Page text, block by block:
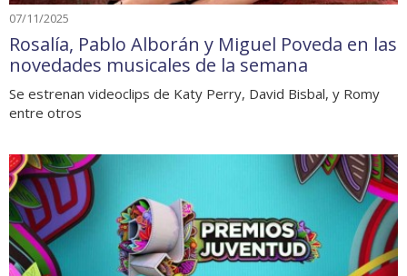
07/11/2025
Rosalía, Pablo Alborán y Miguel Poveda en las
novedades musicales de la semana
Se estrenan videoclips de Katy Perry, David Bisbal, y Romy
entre otros